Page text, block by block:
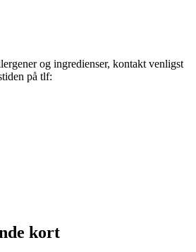
og ingredienser, kontakt venligst
på tlf:
kort